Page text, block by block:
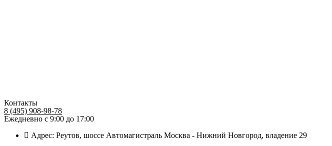
Контакты
8 (495) 908-98-78
Ежедневно с 9:00 до 17:00
Адрес: Реутов, шоссе Автомагистраль Москва - Нижний Новгород, владение 29